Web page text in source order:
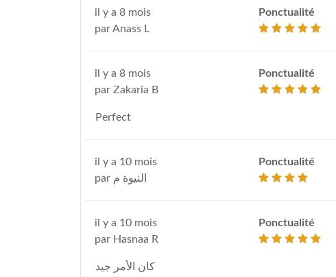
il y a 8 mois
par Anass L
Ponctualité
il y a 8 mois
par Zakaria B
Ponctualité
Perfect
il y a 10 mois
par النيوة م
Ponctualité
il y a 10 mois
par Hasnaa R
Ponctualité
كان الأمر جيد